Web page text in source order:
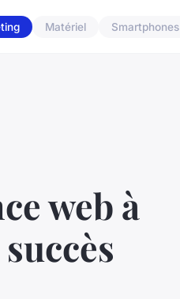
Matériel Smartphones
web à